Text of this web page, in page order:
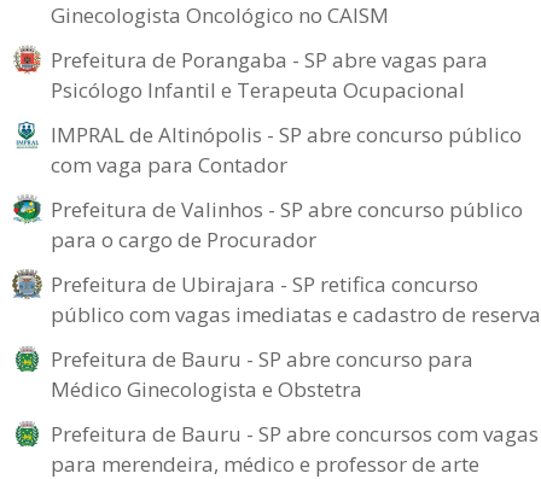
Ginecologista Oncológico no CAISM
Prefeitura de Porangaba - SP abre vagas para
Psicólogo Infantil e Terapeuta Ocupacional
IMPRAL de Altinópolis - SP abre concurso público
com vaga para Contador
Prefeitura de Valinhos - SP abre concurso público
para o cargo de Procurador
Prefeitura de Ubirajara - SP retifica concurso
público com vagas imediatas e cadastro de reserva
Prefeitura de Bauru - SP abre concurso para
Médico Ginecologista e Obstetra
Prefeitura de Bauru - SP abre concursos com vagas
para merendeira, médico e professor de arte